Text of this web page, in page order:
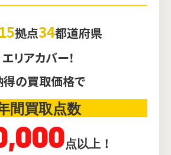
15拠点34都道府県
エリアカバー！
得の買取価格で
間買取点数
点以上！